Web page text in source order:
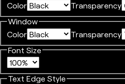
Color
Transparency
Window
Color
Transparency
Font Size
Text Edge Style